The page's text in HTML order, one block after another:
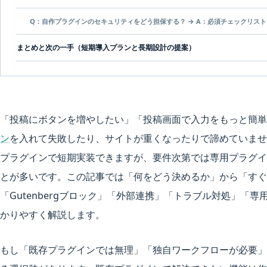
Q：自作プラグインのセキュリティをどう担保する？ → A：必須チェックリスト
まとめと次の一手（短期導入プランと長期設計の提案）
「投稿にボタンを増やしたい」「投稿画面で入力をもっと
ンを入れて失敗したり、サイトが重くなったりで諦めていま
プラグインで短期実装できますが、要件次第では専用プラグ
とが多いです。この記事では「何をどう決めるか」から「す
「Gutenbergブロック」「外部連携」「トラブル対処」「
かりやすく解説します。
もし「既存プラグインでは無理」「独自ワークフローが必要